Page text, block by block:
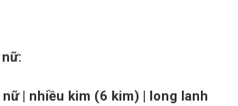
nữ| nhiều kim (6 kim) | long lanh